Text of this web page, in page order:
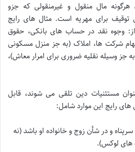
مال منقول و غیرمنقولی که جزو
توقیف برای مهریه است. مثال های رایج
از: وجوه نقد در حساب های بانکی، حقوق
شرکت ها، املاک (به جز منزل مسکونی
جز وسیله نقلیه ضروری برای امرار معاش)،
مستثنیات دین تلقی می شوند، قابل
های رایج این موارد شامل:
و در شأن زوج و خانواده او باشد (نه
های لوکس).